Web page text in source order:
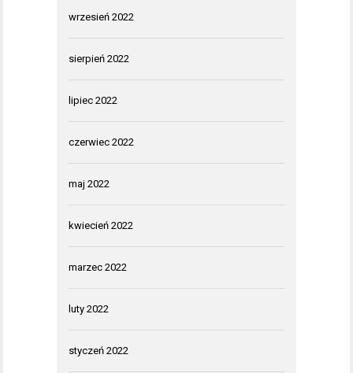
wrzesień 2022
sierpień 2022
lipiec 2022
czerwiec 2022
maj 2022
kwiecień 2022
marzec 2022
luty 2022
styczeń 2022